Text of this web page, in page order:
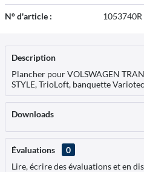
N° d'article : 1053740R
Description
Plancher pour VOLSWAGEN
STYLE, TrioLoft, banquette
Downloads
Évaluations
0
Lire, écrire des évaluations et en